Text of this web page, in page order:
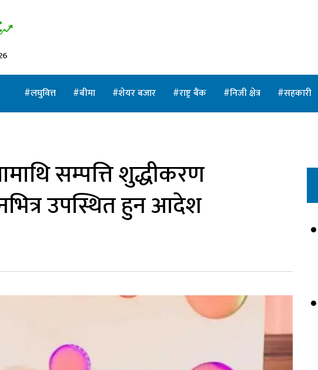
लघुवित्त बीमा शेयर बजार राष्ट्र बैंक निजी क्षेत्र सहकारी
सम्पत्ति शुद्धीकरण
उपस्थित हुन आदेश